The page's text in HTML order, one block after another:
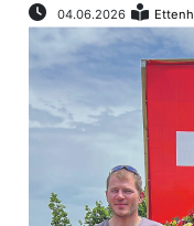
Aadorf
Hagenbuch
E-
App
04.06.2026